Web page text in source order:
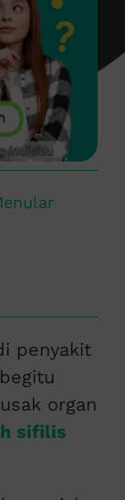
penyakit
organ
sifilis